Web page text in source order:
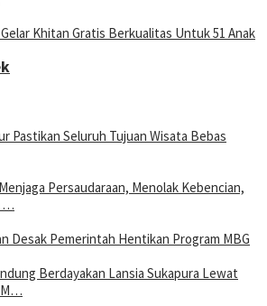
Khitan Gratis Berkualitas Untuk 51 Anak
Pastikan Seluruh Tujuan Wisata Bebas
Persaudaraan, Menolak Kebencian,
…
Desak Pemerintah Hentikan Program MBG
Berdayakan Lansia Sukapura Lewat
M…